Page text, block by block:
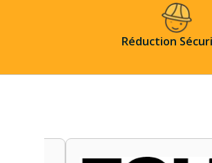
Réduction